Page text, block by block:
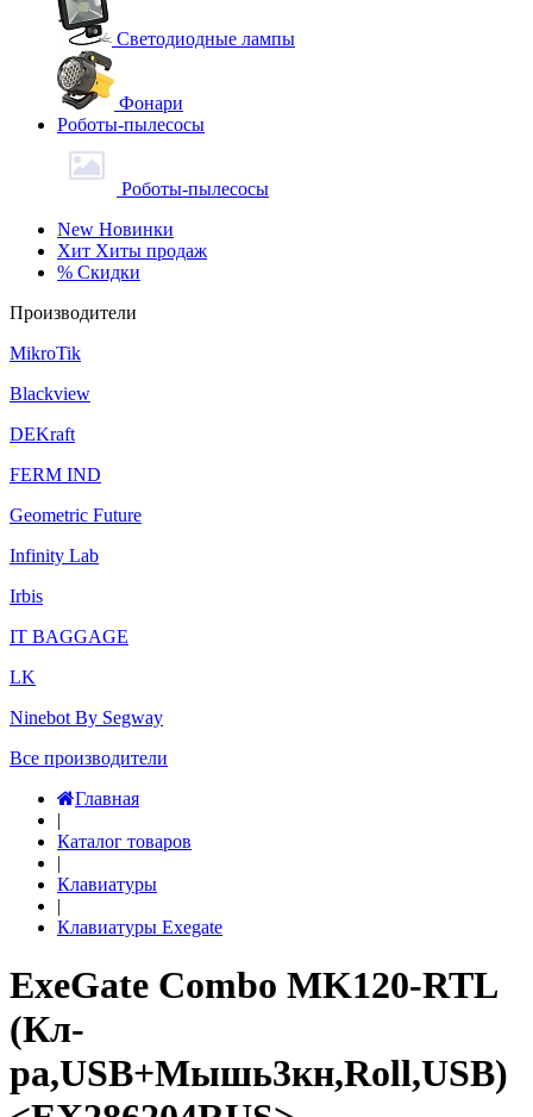
Светодиодные лампы
Фонари
Роботы-пылесосы
Роботы-пылесосы
New Новинки
Хит Хиты продаж
% Скидки
Производители
MikroTik
Blackview
DEKraft
FERM IND
Geometric Future
Infinity Lab
Irbis
IT BAGGAGE
LK
Ninebot By Segway
Все производители
Главная
|
Каталог товаров
|
Клавиатуры
|
Клавиатуры Exegate
ExeGate Combo MK120-RTL
(Кл-
ра,USB+Мышь3кн,Roll,USB)